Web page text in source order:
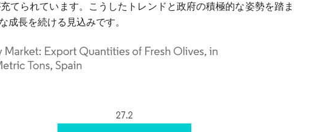
てられています。こうしたトレンドと政府の積極的な姿勢を踏ま
成長を続ける見込みです。